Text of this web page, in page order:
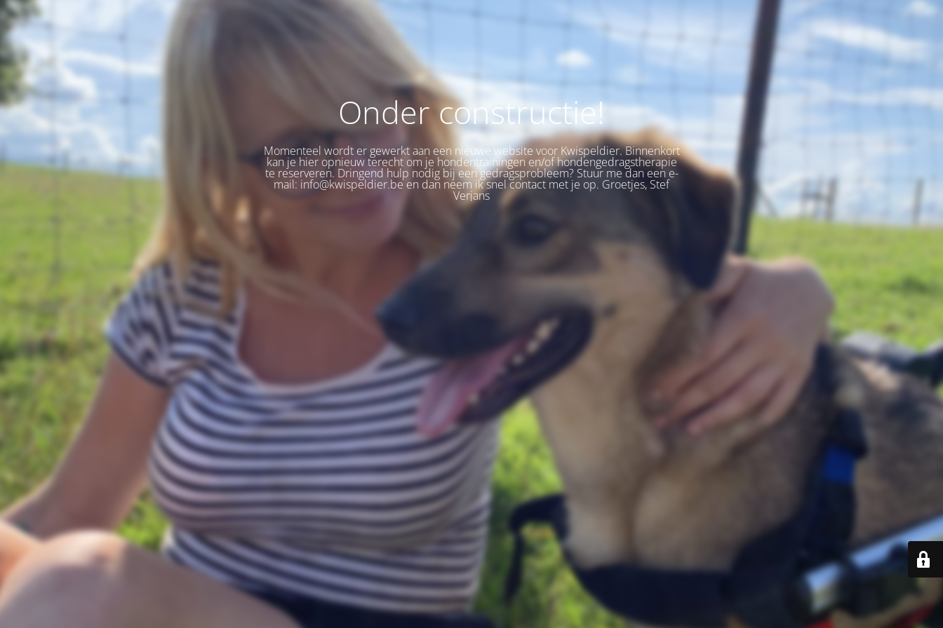
Onder constructie!
Momenteel wordt er gewerkt aan een nieuwe website voor Kwispeldier. Binnenkort
kan je hier opnieuw terecht om je hondentrainingen en/of hondengedragstherapie
te reserveren. Dringend hulp nodig bij een gedragsprobleem? Stuur me dan een e-
mail: info@kwispeldier.be en dan neem ik snel contact met je op. Groetjes, Stef
Verjans